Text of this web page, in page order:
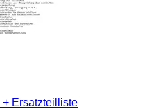
Ersatzteilliste